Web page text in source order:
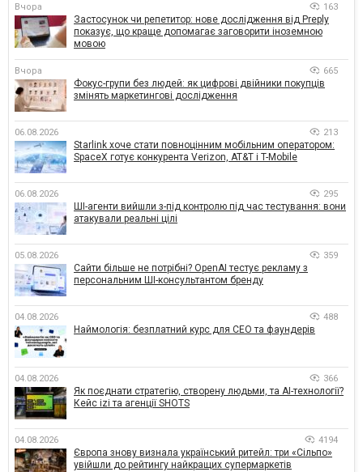
Вчора 163
Застосунок чи репетитор: нове дослідження від Preply
показує, що краще допомагає заговорити іноземною
мовою
Вчора 665
Фокус-групи без людей: як цифрові двійники покупців
змінять маркетингові дослідження
06.08.2026 213
Starlink хоче стати повноцінним мобільним оператором:
SpaceX готує конкурента Verizon, AT&T і T-Mobile
06.08.2026 295
ШІ-агенти вийшли з-під контролю під час тестування: вони
атакували реальні цілі
05.08.2026 359
Сайти більше не потрібні? OpenAI тестує рекламу з
персональним ШІ-консультантом бренду
04.08.2026 488
Наймологія: безплатний курс для CEO та фаундерів
04.08.2026 366
Як поєднати стратегію, створену людьми, та AI-технології?
Кейс izi та агенції SHOTS
04.08.2026 4194
Європа знову визнала український ритейл: три «Сільпо»
увійшли до рейтингу найкращих супермаркетів